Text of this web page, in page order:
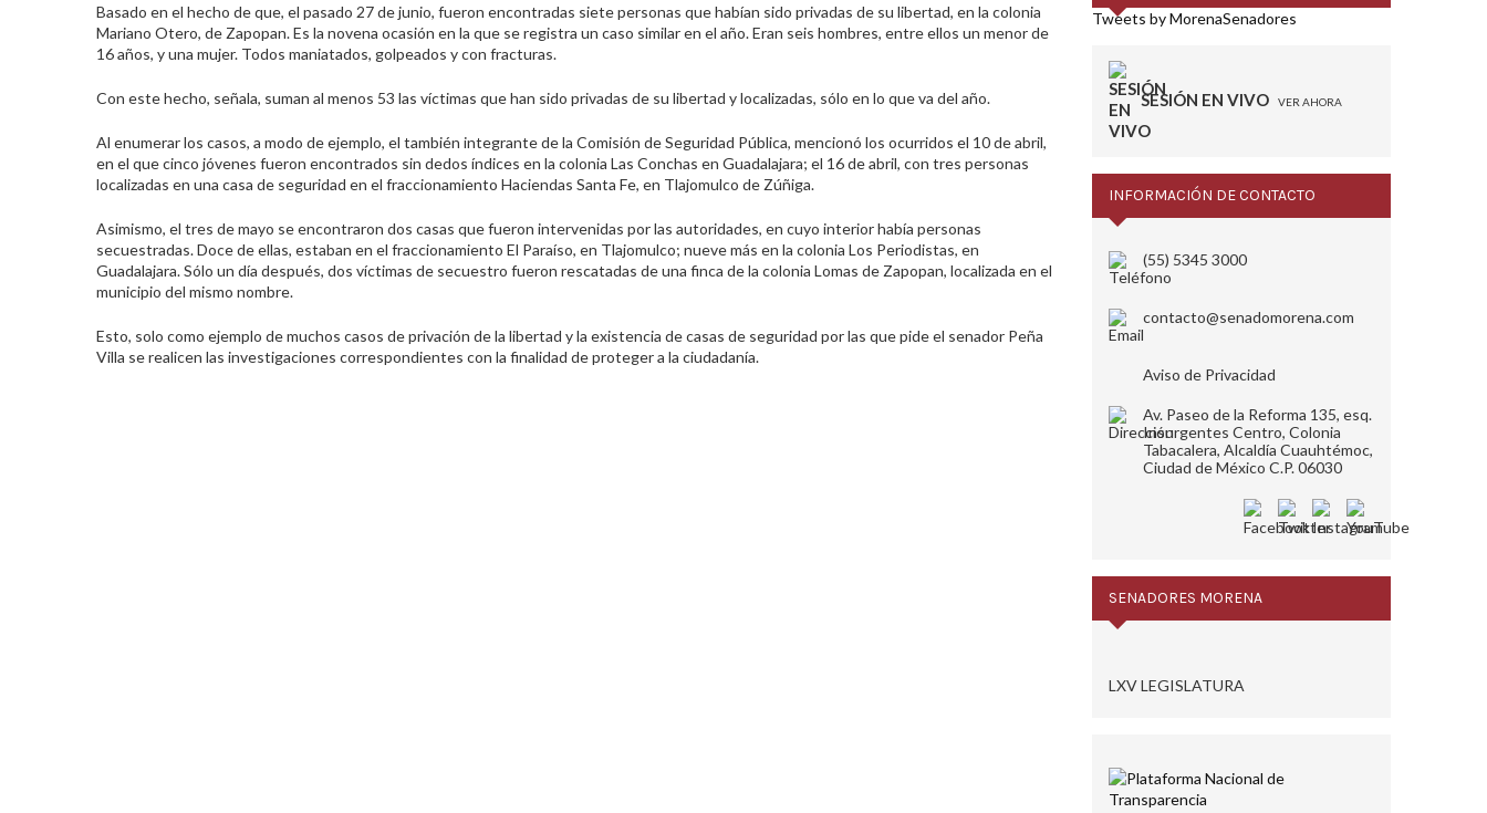
Basado en el hecho de que, el pasado 27 de junio, fueron encontradas siete personas que habían sido privadas de su libertad, en la colonia
Mariano Otero, de Zapopan. Es la novena ocasión en la que se registra un caso similar en el año. Eran seis hombres, entre ellos un menor de
16 años, y una mujer. Todos maniatados, golpeados y con fracturas.
Con este hecho, señala, suman al menos 53 las víctimas que han sido privadas de su libertad y localizadas, sólo en lo que va del año.
Al enumerar los casos, a modo de ejemplo, el también integrante de la Comisión de Seguridad Pública, mencionó los ocurridos el 10 de abril,
en el que cinco jóvenes fueron encontrados sin dedos índices en la colonia Las Conchas en Guadalajara; el 16 de abril, con tres personas
localizadas en una casa de seguridad en el fraccionamiento Haciendas Santa Fe, en Tlajomulco de Zúñiga.
Asimismo, el tres de mayo se encontraron dos casas que fueron intervenidas por las autoridades, en cuyo interior había personas
secuestradas. Doce de ellas, estaban en el fraccionamiento El Paraíso, en Tlajomulco; nueve más en la colonia Los Periodistas, en
Guadalajara. Sólo un día después, dos víctimas de secuestro fueron rescatadas de una finca de la colonia Lomas de Zapopan, localizada en el
municipio del mismo nombre.
Esto, solo como ejemplo de muchos casos de privación de la libertad y la existencia de casas de seguridad por las que pide el senador Peña
Villa se realicen las investigaciones correspondientes con la finalidad de proteger a la ciudadanía.
Tweets by MorenaSenadores
SESIÓN EN VIVO VER AHORA
INFORMACIÓN DE CONTACTO
(55) 5345 3000
contacto@senadomorena.com
Aviso de Privacidad
Av. Paseo de la Reforma 135, esq.
Insurgentes Centro, Colonia
Tabacalera, Alcaldía Cuauhtémoc,
Ciudad de México C.P. 06030
SENADORES MORENA
LXV LEGISLATURA